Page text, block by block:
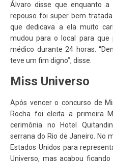
Álvaro disse que enquanto
repouso foi super bem
que dedicava a ela muito
mudou para o local para que
médico durante 24 horas.
teve um fim digno”, disse.
Miss Universo
Após vencer o concurso de
Rocha foi eleita a primeira
cerimônia no Hotel
serrana do Rio de Janeiro. No
Estados Unidos para
Universo, mas acabou